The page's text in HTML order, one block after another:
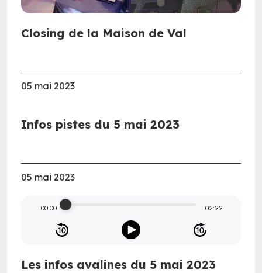
Closing de la Maison de Val
05 mai 2023
Infos pistes du 5 mai 2023
05 mai 2023
00:00 02:22
Les infos avalines du 5 mai 2023